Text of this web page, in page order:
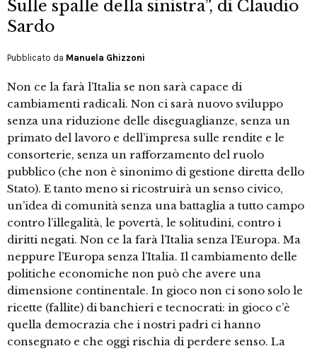
Sulle spalle della sinistra”, di Claudio
Sardo
Pubblicato da Manuela Ghizzoni
Non ce la farà l’Italia se non sarà capace di
cambiamenti radicali. Non ci sarà nuovo sviluppo
senza una riduzione delle diseguaglianze, senza un
primato del lavoro e dell’impresa sulle rendite e le
consorterie, senza un rafforzamento del ruolo
pubblico (che non è sinonimo di gestione diretta dello
Stato). E tanto meno si ricostruirà un senso civico,
un’idea di comunità senza una battaglia a tutto campo
contro l’illegalità, le povertà, le solitudini, contro i
diritti negati. Non ce la farà l’Italia senza l’Europa. Ma
neppure l’Europa senza l’Italia. Il cambiamento delle
politiche economiche non può che avere una
dimensione continentale. In gioco non ci sono solo le
ricette (fallite) di banchieri e tecnocrati: in gioco c’è
quella democrazia che i nostri padri ci hanno
consegnato e che oggi rischia di perdere senso. La